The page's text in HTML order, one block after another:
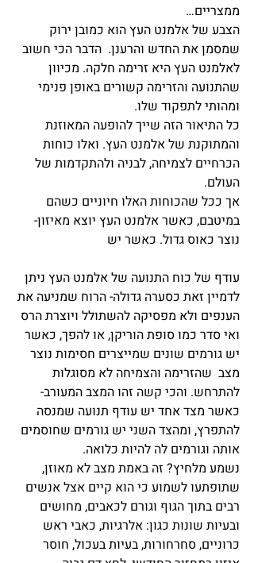
ממצריים…
הצבע של אלמנט העץ הוא כמובן ירוק
שמסמן את החדש והרענן.  הדבר הכי חשוב
לאלמנט העץ היא זרימה חלקה. מכיוון
שהתנועה והזרימה קשורים באופן פנימי
ומהותי לתפקוד שלו.
כל התיאור הזה שייך להופעה המאוזנת
והמתוקנת של אלמנט העץ. ואלו כוחות
הכרחיים לצמיחה, לבניה ולהתקדמות של
העולם.
אך ככל שהכוחות האלו חיוניים כשהם
במיטבם, כאשר אלמנט העץ יוצא מאיזון-
נוצר כאוס גדול. כאשר יש
עודף של כוח התנועה של אלמנט העץ ניתן
לדמיין זאת כסערה גדולה- הרוח שמניעה את
הענפים ולא מפסיקה להשתולל ויוצרת הרס
ואי סדר כמו סופת הוריקן, או להפך, כאשר
יש גורמים שונים שמייצרים חסימות נוצר
מצב  שהזרימה והצמיחה לא מסוגלות
להתרחש. והכי קשה זהו המצב המעורב-
כאשר מצד אחד יש עודף תנועה שמנסה
להתפרץ, ומהצד השני יש גורמים שחוסמים
אותה וגורמים לה להיות כלואה.
נשמע מלחיץ? זה באמת מצב לא מאוזן,
שתופתעו לשמוע כי הוא קיים אצל אנשים
רבים בתוך הגוף וגורם לכאבים, מחושים
ובעיות שונות כגון: אלרגיות, כאבי ראש
כרוניים, סחרחורות, בעיות בעכול, חוסר